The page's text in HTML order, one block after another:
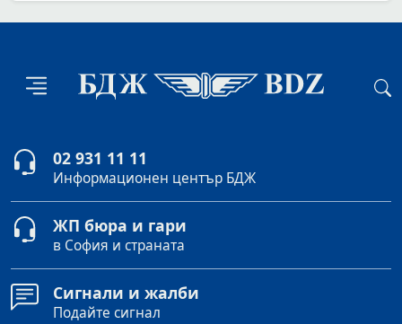
02 931 11 11
Информационен център БДЖ
ЖП бюра и гари
в София и страната
Сигнали и жалби
Подайте сигнал